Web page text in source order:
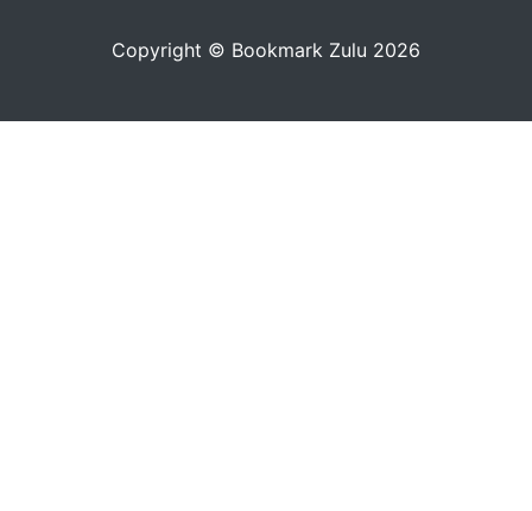
Copyright © Bookmark Zulu 2026